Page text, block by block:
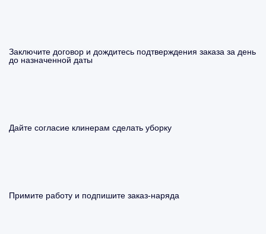
Заключите договор и дождитесь подтверждения заказа за день
до назначенной даты
Дайте согласие клинерам сделать уборку
Примите работу и подпишите заказ-наряда